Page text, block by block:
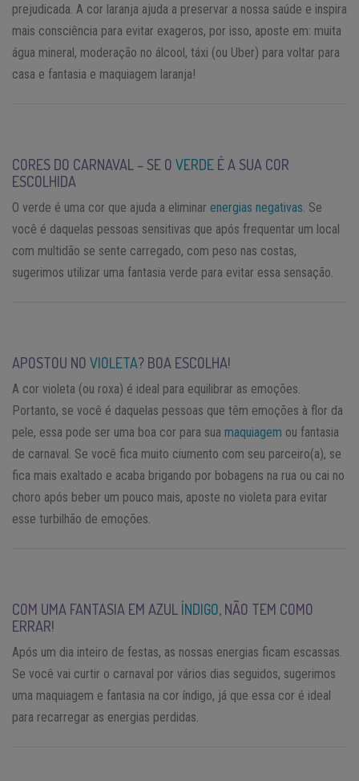
prejudicada. A cor laranja ajuda a preservar a nossa saúde e inspira
mais consciência para evitar exageros, por isso, aposte em: muita
água mineral, moderação no álcool, táxi (ou Uber) para voltar para
casa e fantasia e maquiagem laranja!
CORES DO CARNAVAL – SE O VERDE É A SUA COR
ESCOLHIDA
O verde é uma cor que ajuda a eliminar energias negativas . Se
você é daquelas pessoas sensitivas que após frequentar um local
com multidão se sente carregado, com peso nas costas,
sugerimos utilizar uma fantasia verde para evitar essa sensação.
APOSTOU NO VIOLETA? BOA ESCOLHA!
A cor violeta (ou roxa) é ideal para equilibrar as emoções.
Portanto, se você é daquelas pessoas que têm emoções à flor da
pele, essa pode ser uma boa cor para sua maquiagem ou fantasia
de carnaval. Se você fica muito ciumento com seu parceiro(a), se
fica mais exaltado e acaba brigando por bobagens na rua ou cai no
choro após beber um pouco mais, aposte no violeta para evitar
esse turbilhão de emoções.
COM UMA FANTASIA EM AZUL ÍNDIGO, NÃO TEM COMO
ERRAR!
Após um dia inteiro de festas, as nossas energias ficam escassas.
Se você vai curtir o carnaval por vários dias seguidos, sugerimos
uma maquiagem e fantasia na cor índigo, já que essa cor é ideal
para recarregar as energias perdidas.